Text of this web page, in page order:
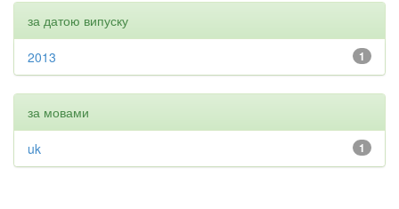
за датою випуску
1
2013
за мовами
1
uk